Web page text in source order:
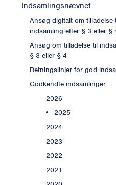
Indsamlingsnævnet
Ansøg digitalt om tilladelse
indsamling efter § 3 eller §
Ansøg om tilladelse til
§ 3 eller § 4
Retningslinjer for god
Godkendte indsamlinger
2026
2025
2024
2023
2022
2021